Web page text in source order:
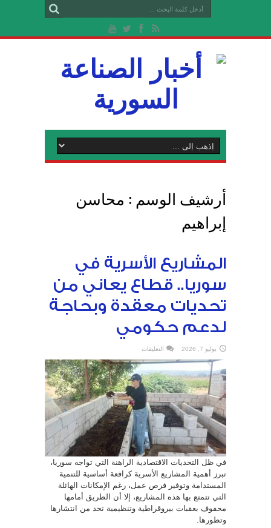
أرشيف الوسم : محاسن
إبراهيم
المشاريع الأسرية في
سوريا.. قطاع يعاني من
تحديات معقدة وبحاجة
لدعم حكومي
يوليو 7, 2026 التعليقات
الأسرية
في
سوريا..
قطاع
يعاني
تحديات
معقدة
وبحاجة
لدعم
حكومي
مغلقة
في ظل التحديات الاقتصادية الراهنة التي تواجه سوريا،
تبرز أهمية المشاريع الأسرية كرافعة أساسية للتنمية
المستدامة وتوفير فرص عمل، رغم الإمكانات الهائلة
التي تتمتع بها هذه المشاريع، إلا أن الطريق أمامها
محفوف بعقبات بيروقراطية وتنظيمية تحد من انتشارها
وتطورها.